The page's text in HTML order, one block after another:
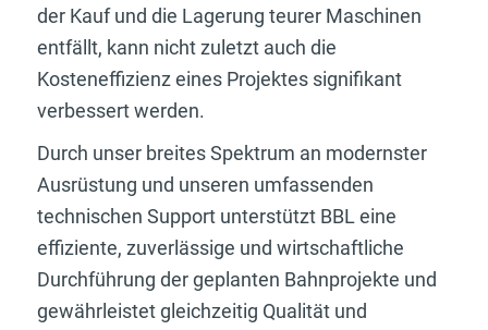
der Kauf und die Lagerung teurer Maschinen
entfällt, kann nicht zuletzt auch die
Kosteneffizienz eines Projektes signifikant
verbessert werden.
Durch unser breites Spektrum an modernster
Ausrüstung und unseren umfassenden
technischen Support unterstützt BBL eine
effiziente, zuverlässige und wirtschaftliche
Durchführung der geplanten Bahnprojekte und
gewährleistet gleichzeitig Qualität und